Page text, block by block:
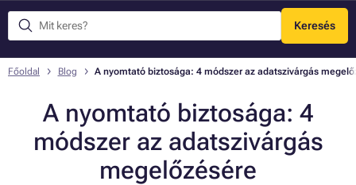
Keresés
Menü
Főoldal Blog A nyomtató biztosága: 4 módszer az adatszivárgás
A nyomtató biztosága: 4
módszer az adatszivárgás
megelőzésére